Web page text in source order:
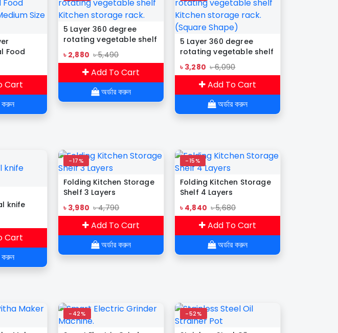
Food
Cart
করুন
5 Layer 360 degree
rotating vegetable shelf
Kitchen storage rack.
৳ 2,880 ৳ 5,490
Add To Cart
অর্ডার করুন
5 Layer 360 degree
rotating vegetable shelf
Kitchen storage rack.
(Square Shape)
৳ 3,280 ৳ 6,090
Add To Cart
অর্ডার করুন
knife
Cart
করুন
-17%
Folding Kitchen Storage
Shelf 3 Layers
৳ 3,980 ৳ 4,790
Add To Cart
অর্ডার করুন
-15%
Folding Kitchen Storage
Shelf 4 Layers
৳ 4,840 ৳ 5,680
Add To Cart
অর্ডার করুন
-42% -52%